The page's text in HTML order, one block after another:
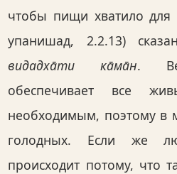
чтобы пищи хватило для
упанишад, 2.2.13)
видадха̄ти ка̄ма̄н.
обеспечивает все
необходимым, поэтому в
голодных. Если же
происходит потому, что